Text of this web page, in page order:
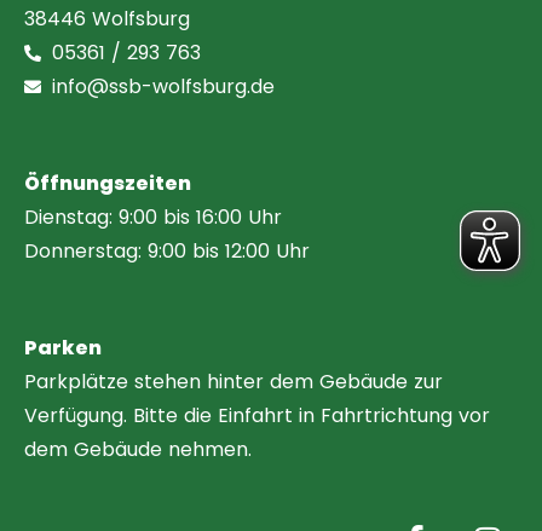
38446 Wolfsburg
05361 / 293 763
info@ssb-wolfsburg.de
Öffnungszeiten
Dienstag: 9:00 bis 16:00 Uhr
Donnerstag: 9:00 bis 12:00 Uhr
Parken
Parkplätze stehen hinter dem Gebäude zur
Verfügung. Bitte die Einfahrt in Fahrtrichtung vor
dem Gebäude nehmen.